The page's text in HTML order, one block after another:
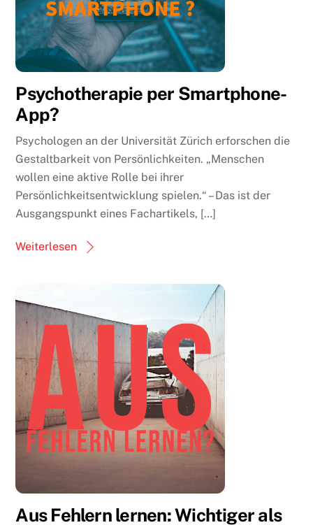
Psychotherapie per Smartphone-
App?
Psychologen an der Universität Zürich erforschen die
Gestaltbarkeit von Persönlichkeiten. „Menschen
wollen eine aktive Rolle bei ihrer
Persönlichkeitsentwicklung spielen.“ – Das ist der
Ausgangspunkt eines Fachartikels, […]
Weiterlesen
Aus Fehlern lernen: Wichtiger als